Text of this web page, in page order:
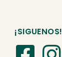
¡SIGUENOS!